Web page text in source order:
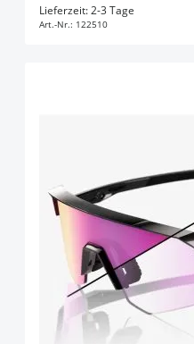
Lieferzeit: 2-3 Tage
Art.-Nr.: 122510